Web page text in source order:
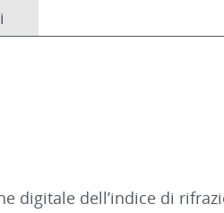
digitale dell’indice di